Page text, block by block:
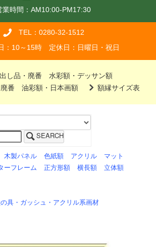
業時間：AM10:00-PM17:30
TEL：0280-32-1512
：10～15時 定休日：日曜日・祝日
し品・廃番 水彩額・デッサン額
廃番 油彩額・日本画額
額縁サイズ表
SEARCH
木製パネル 色紙額 アクリル
マット
ーフレーム 正方形額 横長額 立体額
具・ガッシュ・アクリル系画材